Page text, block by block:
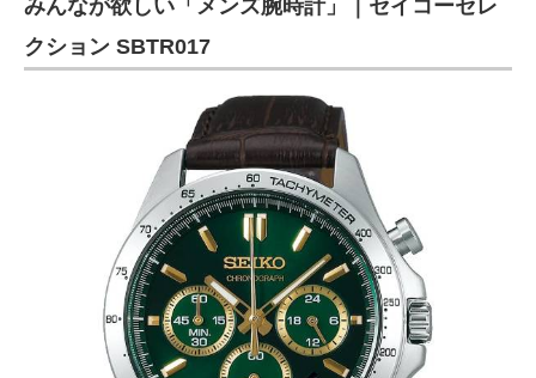
みんなが欲しい「メンズ腕時計」｜セイコーセレ
クション SBTR017